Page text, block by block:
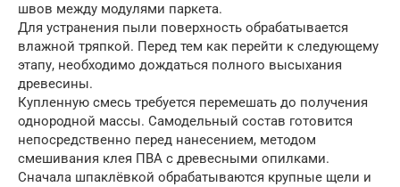
швов между модулями паркета.
Для устранения пыли поверхность обрабатывается
влажной тряпкой. Перед тем как перейти к следующему
этапу, необходимо дождаться полного высыхания
древесины.
Купленную смесь требуется перемешать до получения
однородной массы. Самодельный состав готовится
непосредственно перед нанесением, методом
смешивания клея ПВА с древесными опилками.
Сначала шпаклёвкой обрабатываются крупные щели и